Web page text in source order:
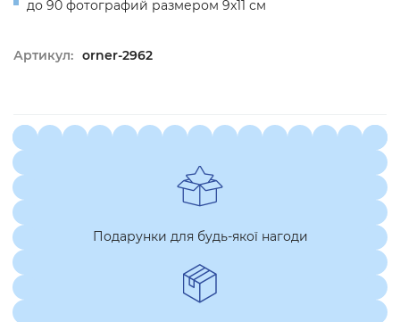
до 90 фотографий размером 9x11 см
Артикул: orner-2962
Подарунки для будь-якої нагоди